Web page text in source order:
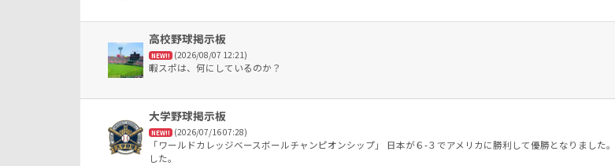
高校野球掲示板
NEW!! (2026/08/07 12:21)
暇スポは、何にしているのか？
大学野球掲示板
NEW!! (2026/07/16 07:28)
「ワールドカレッジベースボールチャンピオンシップ」 日本が６-３でアメリカに勝利して優勝となりまし
した。